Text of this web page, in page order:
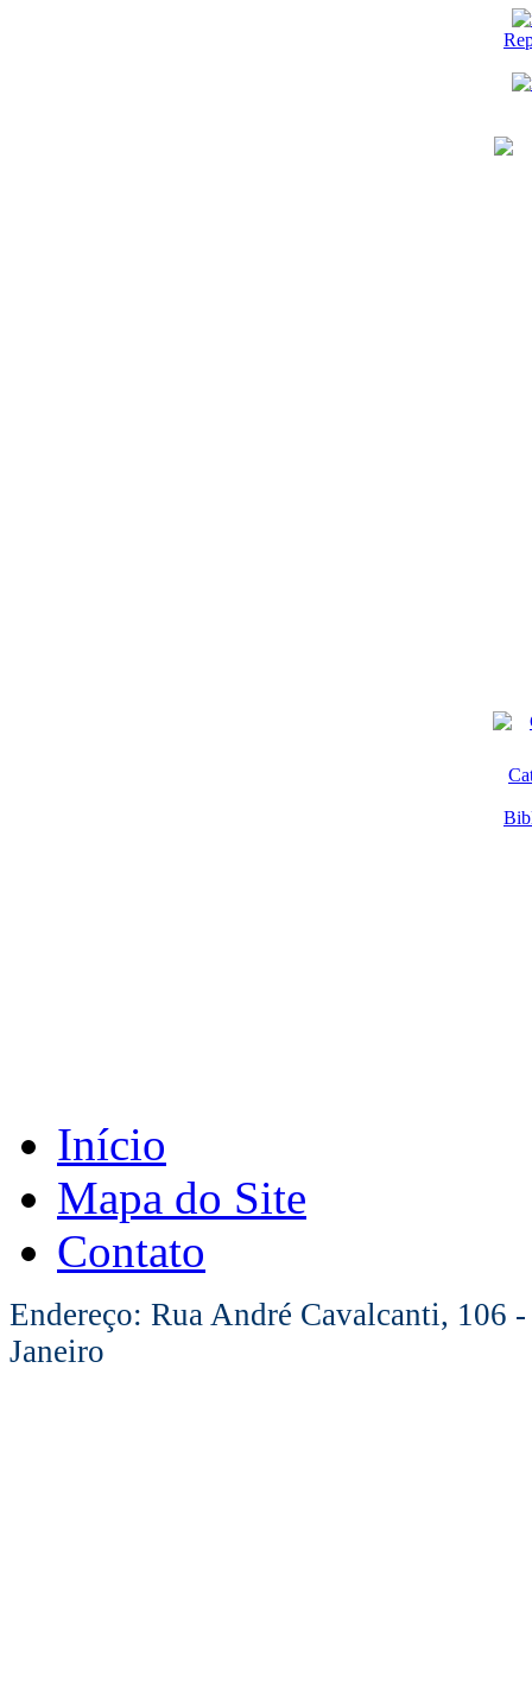
Início
Mapa do Site
Contato
Endereço: Rua André Cavalcanti, 106
Janeiro